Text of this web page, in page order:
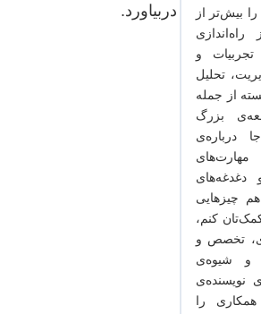
پول دربیاورد.بیش‌تر از
و
تحلیل
از جمله
بزرگ
درباره‌ی
چیزهایی
کنم،
تخصص و
و شیو‌ه‌ی
نویسنده‌ی
را